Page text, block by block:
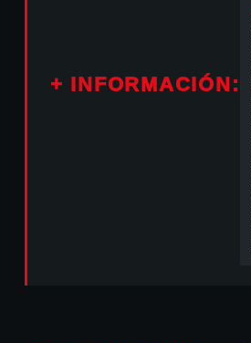
+ INFORMACIÓN: